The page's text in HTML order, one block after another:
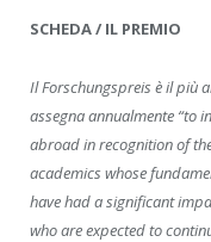
SCHEDA / IL PREMIO
Il Forschungspreis è il più
assegna annualmente “to
abroad in recognition of
academics whose
have had a significant
who are expected to